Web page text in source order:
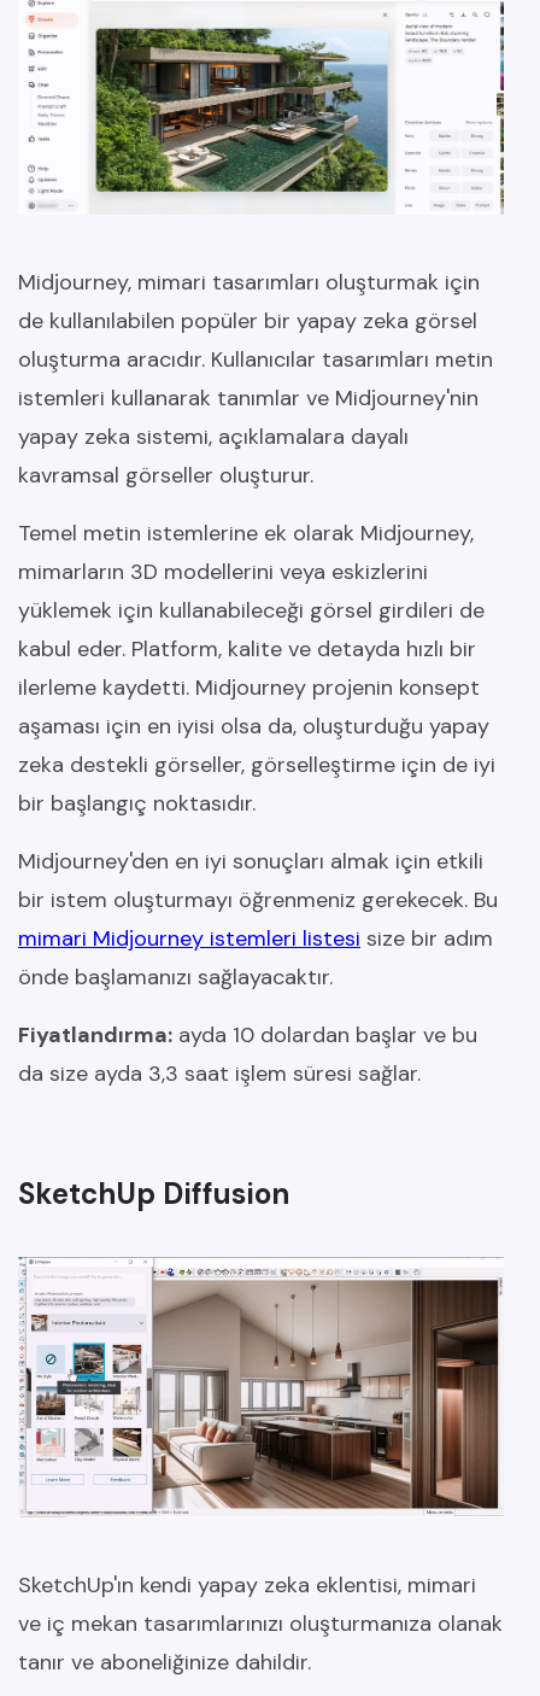
Midjourney, mimari tasarımları oluşturmak için
de kullanılabilen popüler bir yapay zeka görsel
oluşturma aracıdır. Kullanıcılar tasarımları metin
istemleri kullanarak tanımlar ve Midjourney'nin
yapay zeka sistemi, açıklamalara dayalı
kavramsal görseller oluşturur.
Temel metin istemlerine ek olarak Midjourney,
mimarların 3D modellerini veya eskizlerini
yüklemek için kullanabileceği görsel girdileri de
kabul eder. Platform, kalite ve detayda hızlı bir
ilerleme kaydetti. Midjourney projenin konsept
aşaması için en iyisi olsa da, oluşturduğu yapay
zeka destekli görseller, görselleştirme için de iyi
bir başlangıç noktasıdır.
Midjourney'den en iyi sonuçları almak için etkili
bir istem oluşturmayı öğrenmeniz gerekecek. Bu
mimari Midjourney istemleri listesi size bir adım
önde başlamanızı sağlayacaktır.
Fiyatlandırma: ayda 10 dolardan başlar ve bu
da size ayda 3,3 saat işlem süresi sağlar.
SketchUp Diffusion
SketchUp'ın kendi yapay zeka eklentisi, mimari
ve iç mekan tasarımlarınızı oluşturmanıza olanak
tanır ve aboneliğinize dahildir.